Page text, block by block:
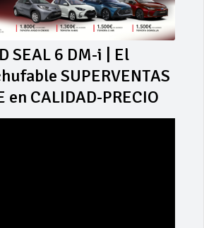
SEAL 6 DM-i | El
SUPERVENTAS
en CALIDAD-PRECIO